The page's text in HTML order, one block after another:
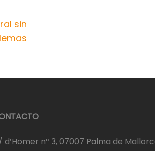
sin
d’Homer nº 3, 07007 Palma de